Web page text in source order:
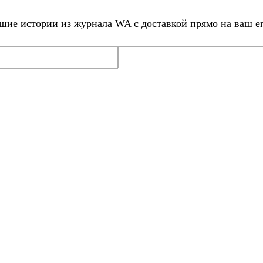
истории из журнала WA c доставкой прямо на ваш